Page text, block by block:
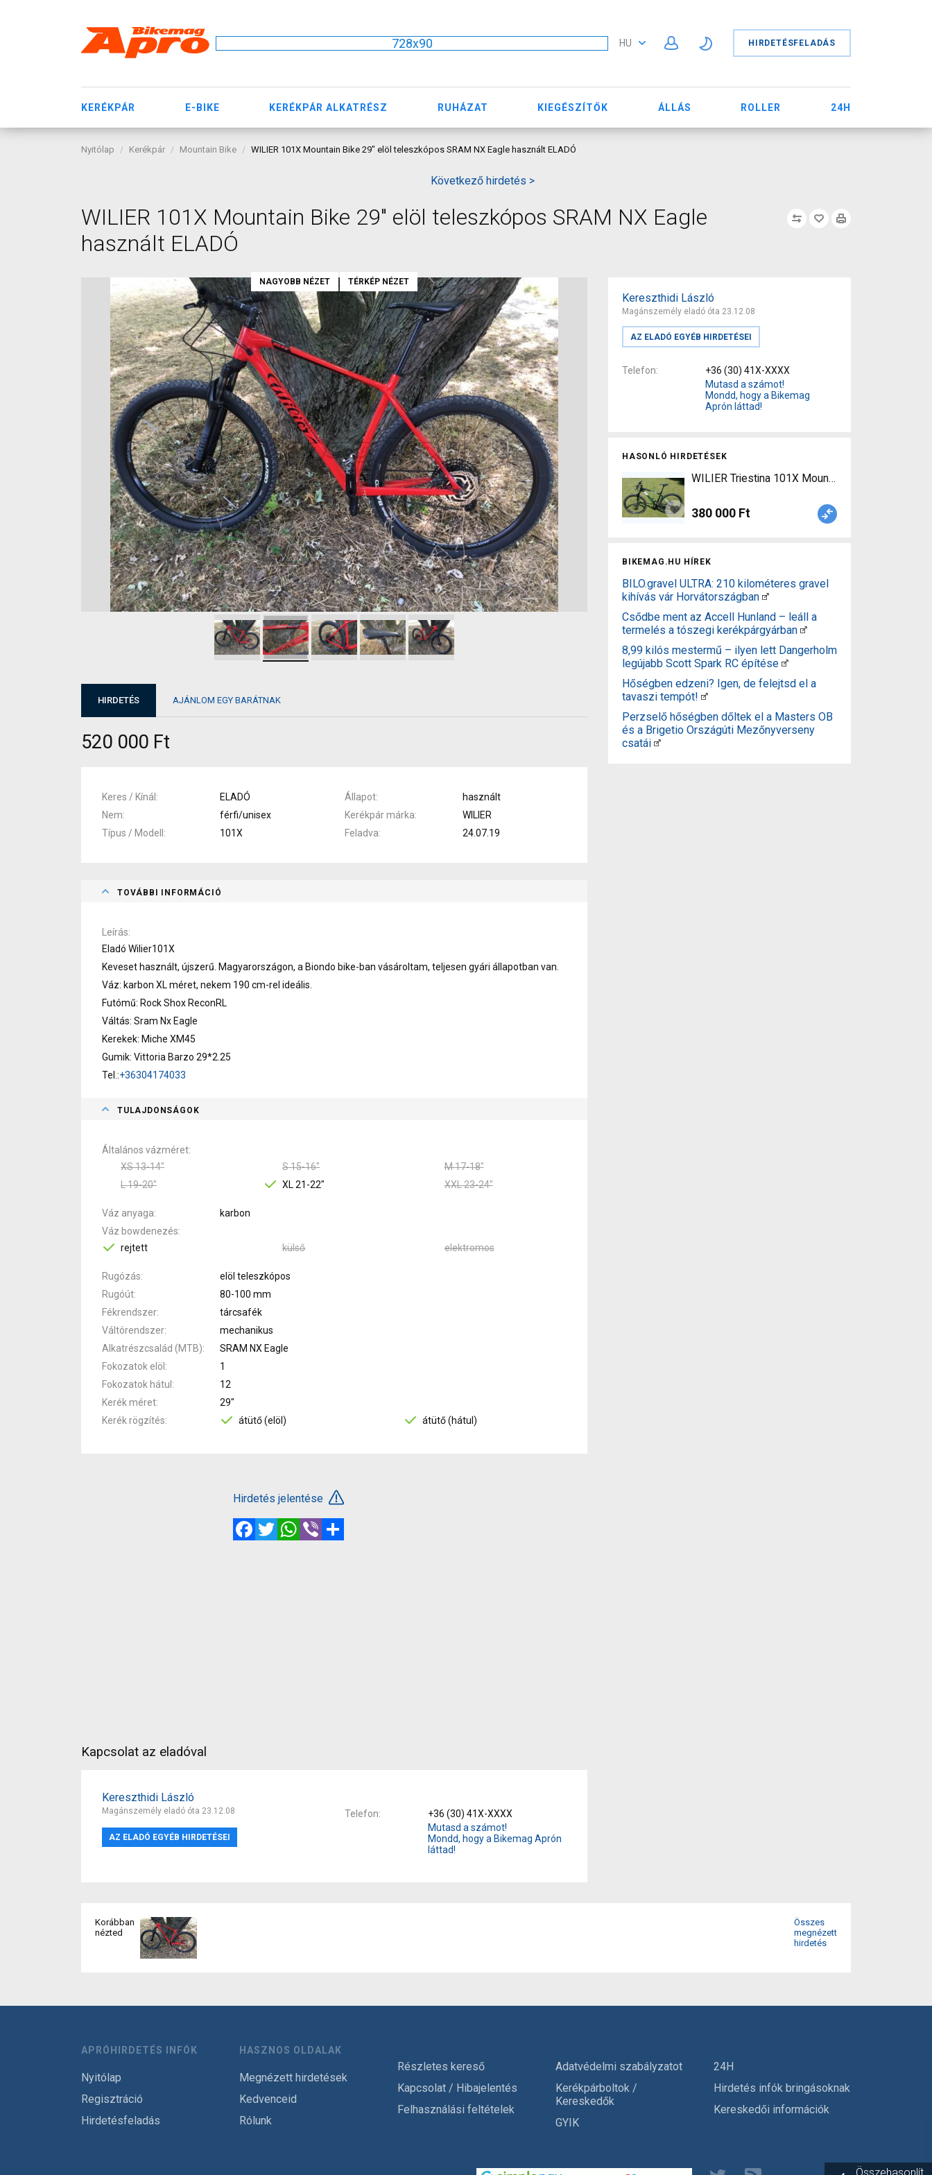
728x90 HU HIRDETÉSFELADÁS
KERÉKPÁR E-BIKE KERÉKPÁR ALKATRÉSZ RUHÁZAT KIEGÉSZÍTŐK ÁLLÁS ROLLER 24H
Nyitólap Kerékpár Mountain Bike WILIER 101X Mountain Bike 29" elöl teleszkópos SRAM NX Eagle használt ELADÓ
Következő hirdetés >
WILIER 101X Mountain Bike 29" elöl teleszkópos SRAM NX Eagle
használt ELADÓ
Kereszthidi László
Magánszemély eladó óta 23.12.08
AZ ELADÓ EGYÉB HIRDETÉSEI
Telefon
+36 (30) 41X-XXXX
Mutasd a számot!
Mondd, hogy a Bikemag
Aprón láttad!
HASONLÓ HIRDETÉSEK
WILIER Triestina 101X Mountain Bike 29" elöl
380 000 Ft
BIKEMAG.HU HÍREK
BILO.gravel ULTRA: 210 kilométeres gravel
kihívás vár Horvátországban
Csődbe ment az Accell Hunland – leáll a
termelés a tószegi kerékpárgyárban
8,99 kilós mestermű – ilyen lett Dangerholm
legújabb Scott Spark RC építése
Hőségben edzeni? Igen, de felejtsd el a
tavaszi tempót!
Perzselő hőségben dőltek el a Masters OB
és a Brigetio Országúti Mezőnyverseny
csatái
NAGYOBB NÉZET TÉRKÉP NÉZET
HIRDETÉS AJÁNLOM EGY BARÁTNAK
520 000 Ft
Keres / Kínál ELADÓ Állapot
használt
Nem
férfi/unisex Kerékpár márka
WILIER
Típus / Modell
101X Feladva 24.07.19
TOVÁBBI INFORMÁCIÓ
Leírás
Eladó Wilier101X
Keveset használt, újszerű. Magyarországon, a Biondo bike-ban vásároltam, teljesen gyári állapotban van.
Váz: karbon XL méret, nekem 190 cm-rel ideális.
Futómű: Rock Shox ReconRL
Váltás: Sram Nx Eagle
Kerekek: Miche XM45
Gumik: Vittoria Barzo 29*2.25
Tel.:+36304174033
TULAJDONSÁGOK
Általános vázméret
XS 13-14"
S 15-16"
M 17-18"
L 19-20"
XL 21-22" XXL 23-24"
Váz anyaga
karbon
Váz bowdenezés
rejtett
külső elektromos
Rugózás
elöl teleszkópos
Rugóút
80-100 mm
Fékrendszer
tárcsafék
Váltórendszer
mechanikus
Alkatrészcsalád (MTB)
SRAM NX Eagle
Fokozatok elöl
1
Fokozatok hátul
12
Kerék méret
29"
Kerék rögzítés
átütő (elöl) átütő (hátul)
Hirdetés jelentése
FacebookTwitterWhatsApp
Viber
Kapcsolat az eladóval
Kereszthidi László
Magánszemély eladó óta 23.12.08
AZ ELADÓ EGYÉB HIRDETÉSEI
Telefon
+36 (30) 41X-XXXX
Mutasd a számot!
Mondd, hogy a Bikemag Aprón
láttad!
Korábban
nézted
Összes
megnézett
hirdetés
APRÓHIRDETÉS INFÓK
Nyitólap
Regisztráció
Hirdetésfeladás
HASZNOS OLDALAK
Megnézett hirdetések
Kedvenceid
Rólunk
Részletes kereső
Kapcsolat / Hibajelentés
Felhasználási feltételek
Adatvédelmi szabályzatot
Kerékpárboltok /
Kereskedők
GYIK
24H
Hirdetés infók bringásoknak
Kereskedői információk
Összehasonlít